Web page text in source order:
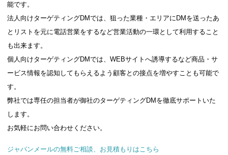
能です。
法人向けターゲティングDMでは、狙った業種・エリアにDMを送ったあ
とリストを元に電話営業をするなど営業活動の一環として利用すること
も出来ます。
個人向けターゲティングDMでは、WEBサイトへ誘導するなど商品・サ
ービス情報を認知してもらえるよう顧客との接点を増やすことも可能で
す。
弊社では専任の担当者が御社のターゲティングDMを徹底サポートいた
します。
お気軽にお問い合わせください。
ジャパンメールの無料ご相談、お見積もりはこちら